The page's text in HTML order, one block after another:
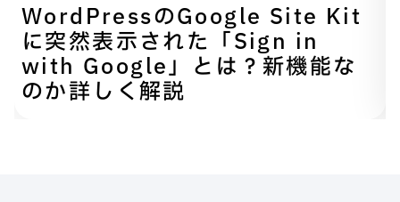
WordPressのGoogle Site Kit
に突然表示された「Sign in
with Google」とは？新機能な
のか詳しく解説